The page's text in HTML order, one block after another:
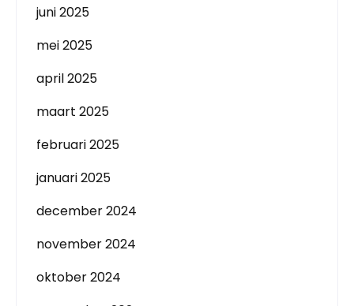
juni 2025
mei 2025
april 2025
maart 2025
februari 2025
januari 2025
december 2024
november 2024
oktober 2024